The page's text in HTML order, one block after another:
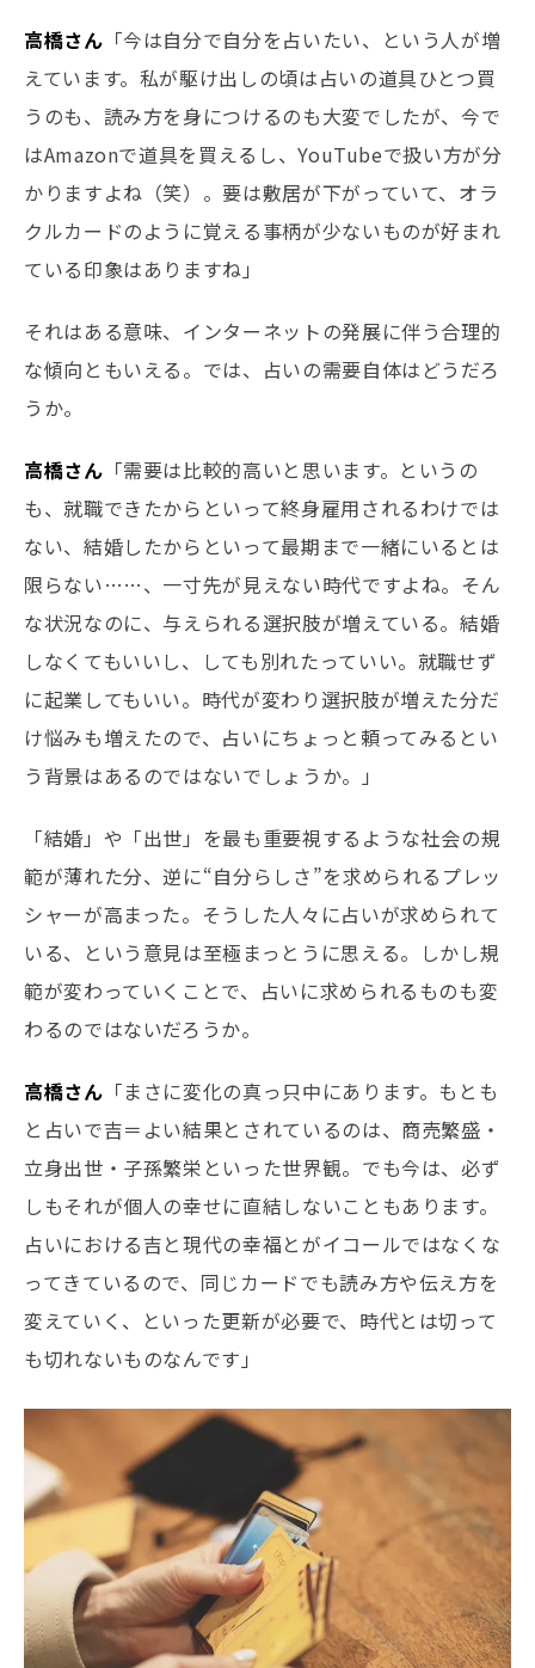
高橋さん 「今は自分で自分を占いたい、という人が増
えています。私が駆け出しの頃は占いの道具ひとつ買
うのも、読み方を身につけるのも大変でしたが、今で
はAmazonで道具を買えるし、YouTubeで扱い方が分
かりますよね（笑）。要は敷居が下がっていて、オラ
クルカードのように覚える事柄が少ないものが好まれ
ている印象はありますね」
それはある意味、インターネットの発展に伴う合理的
な傾向ともいえる。では、占いの需要自体はどうだろ
うか。
高橋さん 「需要は比較的高いと思います。というの
も、就職できたからといって終身雇用されるわけでは
ない、結婚したからといって最期まで一緒にいるとは
限らない……、一寸先が見えない時代ですよね。そん
な状況なのに、与えられる選択肢が増えている。結婚
しなくてもいいし、しても別れたっていい。就職せず
に起業してもいい。時代が変わり選択肢が増えた分だ
け悩みも増えたので、占いにちょっと頼ってみるとい
う背景はあるのではないでしょうか。」
「結婚」や「出世」を最も重要視するような社会の規
範が薄れた分、逆に“自分らしさ”を求められるプレッ
シャーが高まった。そうした人々に占いが求められて
いる、という意見は至極まっとうに思える。しかし規
範が変わっていくことで、占いに求められるものも変
わるのではないだろうか。
高橋さん 「まさに変化の真っ只中にあります。もとも
と占いで吉＝よい結果とされているのは、商売繁盛・
立身出世・子孫繁栄といった世界観。でも今は、必ず
しもそれが個人の幸せに直結しないこともあります。
占いにおける吉と現代の幸福とがイコールではなくな
ってきているので、同じカードでも読み方や伝え方を
変えていく、といった更新が必要で、時代とは切って
も切れないものなんです」